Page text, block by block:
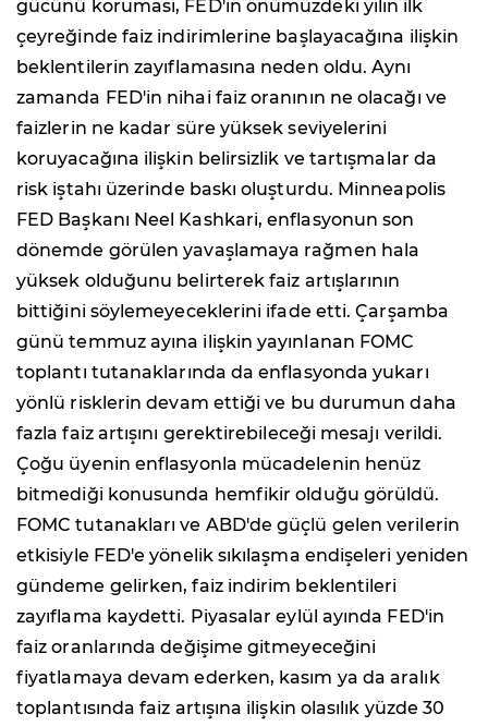
gücünü koruması, FED'in önümüzdeki yılın ilk
çeyreğinde faiz indirimlerine başlayacağına ilişkin
beklentilerin zayıflamasına neden oldu. Aynı
zamanda FED'in nihai faiz oranının ne olacağı ve
faizlerin ne kadar süre yüksek seviyelerini
koruyacağına ilişkin belirsizlik ve tartışmalar da
risk iştahı üzerinde baskı oluşturdu. Minneapolis
FED Başkanı Neel Kashkari, enflasyonun son
dönemde görülen yavaşlamaya rağmen hala
yüksek olduğunu belirterek faiz artışlarının
bittiğini söylemeyeceklerini ifade etti. Çarşamba
günü temmuz ayına ilişkin yayınlanan FOMC
toplantı tutanaklarında da enflasyonda yukarı
yönlü risklerin devam ettiği ve bu durumun daha
fazla faiz artışını gerektirebileceği mesajı verildi.
Çoğu üyenin enflasyonla mücadelenin henüz
bitmediği konusunda hemfikir olduğu görüldü.
FOMC tutanakları ve ABD'de güçlü gelen verilerin
etkisiyle FED'e yönelik sıkılaşma endişeleri yeniden
gündeme gelirken, faiz indirim beklentileri
zayıflama kaydetti. Piyasalar eylül ayında FED'in
faiz oranlarında değişime gitmeyeceğini
fiyatlamaya devam ederken, kasım ya da aralık
toplantısında faiz artışına ilişkin olasılık yüzde 30